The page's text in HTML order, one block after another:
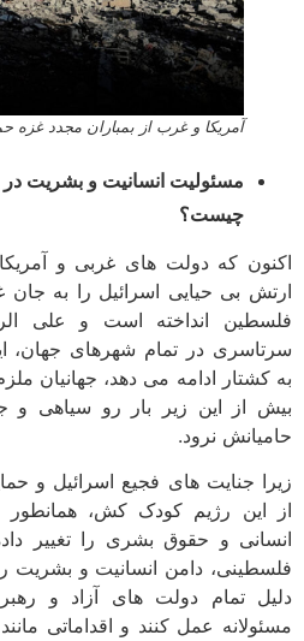
آمریکا و غرب از بمباران مجدد غزه
مسئولیت انسانیت و بشریت در
چیست؟
که دولت های غربی و آمریکا
بی حیایی اسرائیل را به جان
انداخته است و علی الرغم
در تمام شهرهای جهان، این
ادامه می دهد، جهانیان ملزم
از این زیر بار رو سیاهی و
نرود.
جنایت های فجیع اسرائیل و حمایت
رژیم کودک کش، همانطور که
و حقوق بشری را تغییر داده
دامن انسانیت و بشریت را
تمام دولت های آزاد و رهبران
عمل کنند و اقداماتی مانند